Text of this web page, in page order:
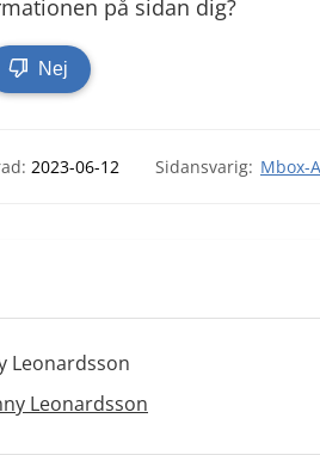
på sidan dig?
Nej
2023-06-12 Mbox-
Leonardsson
Leonardsson